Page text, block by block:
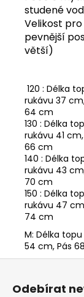
studené
Velikost
pevnější
větší)
120 : Délka
rukávu 37
64 cm
130 : Délka
rukávu 41
66 cm
140 : Délka
rukávu 43
70 cm
150 : Délka
rukávu 47
74 cm
M: Délka
54 cm, Pás
Z
Odebírat